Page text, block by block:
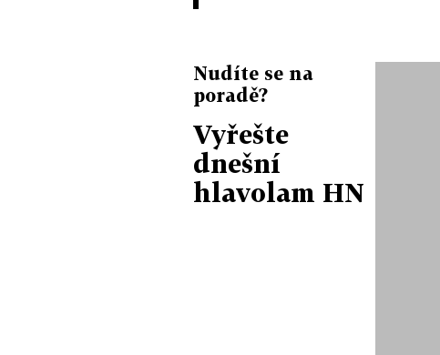
Nudíte se na
poradě?
Vyřešte
dnešní
hlavolam HN